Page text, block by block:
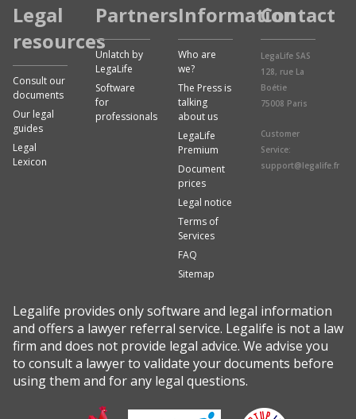
Legal
resources
Consult our
documents
Our legal
guides
Legal
Lexicon
Partners
Unlatch by
LegaLife
Software
for
professionals
Information
Who are
we?
The Press is
talking
about us
LegaLife
Premium
Document
prices
Legal notice
Terms of
Services
FAQ
Sitemap
Contact
LegaLife SAS
128, rue La
Boétie
75008 Paris
Customer
Service:
support@legalife.fr
Legalife provides only software and legal information
and offers a lawyer referral service. Legalife is not a law
firm and does not provide legal advice. We advise you
to consult a lawyer to validate your documents before
using them and for any legal questions.